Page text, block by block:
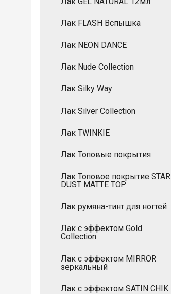
Лак FLASH Вспышка
Лак NEON DANCE
Лак Nude Collection
Лак Silky Way
Лак Silver Collection
Лак TWINKIE
Лак Топовые покрытия
Лак Топовое покрытие STAR
DUST MATTE TOP
Лак румяна-тинт для ногтей
Лак с эффектом Gold
Collection
Лак с эффектом MIRROR
зеркальный
Лак с эффектом SATIN CHIK